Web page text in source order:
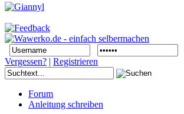
Vergessen? | Registrieren
Forum
Anleitung schreiben